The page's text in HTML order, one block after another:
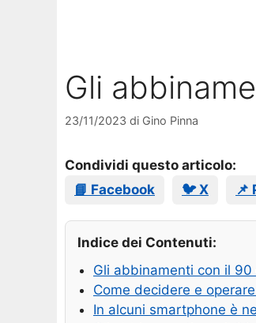
Gli
23/11/2023 di Gino Pinna
Condividi questo articolo:
📘 Facebook
🐦 X 📌
Indice dei Contenuti:
Gli abbinamenti con il
Come decidere e
In alcuni smartphone è